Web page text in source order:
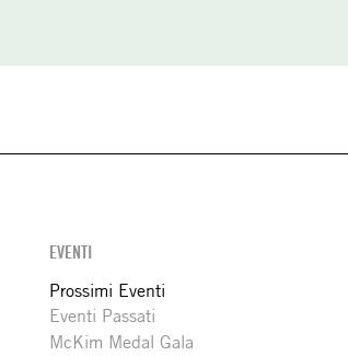
EVENTI
Prossimi Eventi
Eventi Passati
McKim Medal Gala